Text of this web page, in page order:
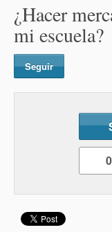
¿Hacer
mi escuela?
Seguir